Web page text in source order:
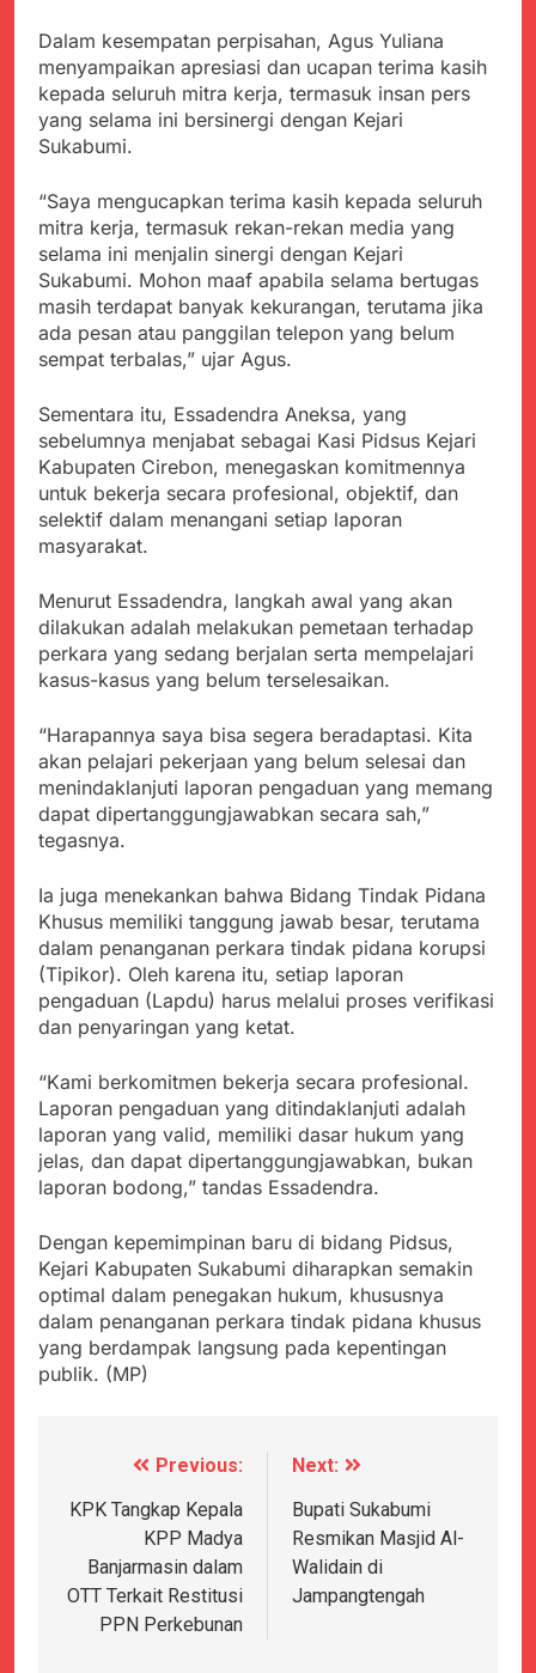
Sukabumi
menyalahgunakan
Anggaran Thn 2023.
Juli 19, 2024
Sambut Tahun Ajaran
Baru, Satgas Yonif
310/KK Ajak Pelajar
Juli 19, 2024
Sebesar Rp 31 Miliar
Juli 16, 2024
Aksi Humanis Polri:
Kapolsek Kebonpedes
Bantu Lansia dengan
Kursi Roda, Warga Haru
dan Bersyukur
Agustus 7, 2026
Data Ganda Capai 6
Juta, BGN Benahi Basis
Penerima Program
Agustus 6, 2026
di Wilayah 3T Tuntas
Pekan Ini, Integrasi
Data MBG Hampir
Rampung
Agustus 6, 2026
Bobby Maulana Pastikan
Kawasan Kuliner Ahmad
Yani Tetap Bersih,
Pengelolaan Sampah
Agustus 6, 2026
Sedunia di Cibadak,
PDIP Tegaskan ASI
adalah Investasi
Peradaban dan Upaya
Cegah Stunting
Agustus 6, 2026
Wujud Kepedulian Polri,
Kapolresta Sumenep
Koordinasikan dan
Mutiara Sentosa 2 ke
Posko Pusat Tg. Perak
Surabaya
Agustus 5, 2026
Sukabumi Diduga
Lakukan Pungutan
melalui Komite Sekolah,
Disorot karena Dinilai
Bertentangan dengan
Agustus 4, 2026
Ketua Umum FSP
Maritim Indonesia
Alam dan Kehangatan
Gotong Royong di
Desa Sukakersa
Agustus 3, 2026
Korban Tenggelam di
Perairan Giligenting
Ditemukan, Polisi
Pastikan Penanganan
Berjalan Sesuai
Agustus 3, 2026
Dalam kesempatan perpisahan, Agus Yuliana
menyampaikan apresiasi dan ucapan terima kasih
kepada seluruh mitra kerja, termasuk insan pers
yang selama ini bersinergi dengan Kejari
Sukabumi.
“Saya mengucapkan terima kasih kepada seluruh
mitra kerja, termasuk rekan-rekan media yang
selama ini menjalin sinergi dengan Kejari
Sukabumi. Mohon maaf apabila selama bertugas
masih terdapat banyak kekurangan, terutama jika
ada pesan atau panggilan telepon yang belum
sempat terbalas,” ujar Agus.
Sementara itu, Essadendra Aneksa, yang
sebelumnya menjabat sebagai Kasi Pidsus Kejari
Kabupaten Cirebon, menegaskan komitmennya
untuk bekerja secara profesional, objektif, dan
selektif dalam menangani setiap laporan
masyarakat.
Menurut Essadendra, langkah awal yang akan
dilakukan adalah melakukan pemetaan terhadap
perkara yang sedang berjalan serta mempelajari
kasus-kasus yang belum terselesaikan.
“Harapannya saya bisa segera beradaptasi. Kita
akan pelajari pekerjaan yang belum selesai dan
menindaklanjuti laporan pengaduan yang memang
dapat dipertanggungjawabkan secara sah,”
tegasnya.
Ia juga menekankan bahwa Bidang Tindak Pidana
Khusus memiliki tanggung jawab besar, terutama
dalam penanganan perkara tindak pidana korupsi
(Tipikor). Oleh karena itu, setiap laporan
pengaduan (Lapdu) harus melalui proses verifikasi
dan penyaringan yang ketat.
“Kami berkomitmen bekerja secara profesional.
Laporan pengaduan yang ditindaklanjuti adalah
laporan yang valid, memiliki dasar hukum yang
jelas, dan dapat dipertanggungjawabkan, bukan
laporan bodong,” tandas Essadendra.
Dengan kepemimpinan baru di bidang Pidsus,
Kejari Kabupaten Sukabumi diharapkan semakin
optimal dalam penegakan hukum, khususnya
dalam penanganan perkara tindak pidana khusus
yang berdampak langsung pada kepentingan
publik. (MP)
Navigasi
pos
Previous:
KPK Tangkap Kepala
KPP Madya
Banjarmasin dalam
OTT Terkait Restitusi
PPN Perkebunan
Next:
Bupati Sukabumi
Resmikan Masjid Al-
Walidain di
Jampangtengah